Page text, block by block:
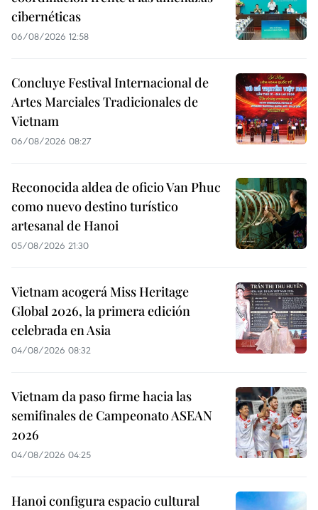
cibernéticas
06/08/2026 12:58
Concluye Festival Internacional de
Artes Marciales Tradicionales de
Vietnam
06/08/2026 08:27
Reconocida aldea de oficio Van Phuc
como nuevo destino turístico
artesanal de Hanoi
05/08/2026 21:30
Vietnam acogerá Miss Heritage
Global 2026, la primera edición
celebrada en Asia
04/08/2026 08:32
Vietnam da paso firme hacia las
semifinales de Campeonato ASEAN
2026
04/08/2026 04:25
Hanoi configura espacio cultural